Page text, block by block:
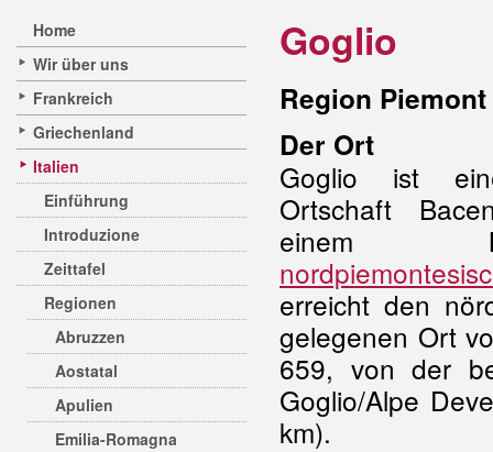
Home
Wir über uns
Frankreich
Griechenland
Italien
Einführung
Introduzione
Zeittafel
Regionen
Abruzzen
Aostatal
Apulien
Emilia-Romagna
Goglio
Region
Der Ort
Goglio ist
Ortschaft
einem
erreicht den
gelegenen Ort
659, von der
Goglio/Alpe
km).